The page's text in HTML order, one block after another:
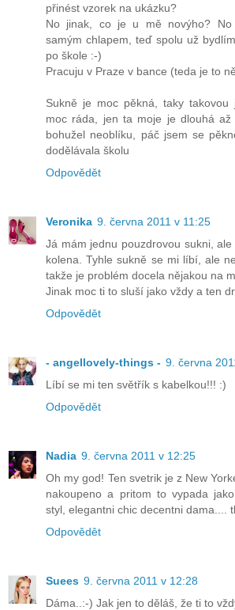
přinést vzorek na ukázku?
No jinak, co je u mě novýho?
samým chlapem, teď spolu už
po škole :-)
Pracuju v Praze v bance (teda je to
Sukně je moc pěkná, taky
moc ráda, jen ta moje je dlouhá
bohužel neoblíku, páč jsem se
dodělávala školu
Odpovědět
Veronika 9. června 2011 v 11:25
Já mám jednu pouzdrovou sukni,
kolena. Tyhle sukně se mi líbí, ale
takže je problém docela nějakou na
Jinak moc ti to sluší jako vždy a ten
Odpovědět
- angellovely-things - 9. června
Líbí se mi ten světřík s kabelkou!!! :)
Odpovědět
Nadia 9. června 2011 v 12:25
Oh my god! Ten svetrik je z New
nakoupeno a pritom to vypada
styl, elegantni chic decentni dama....
Odpovědět
Suees 9. června 2011 v 12:28
Dáma..:-) Jak jen to děláš, že ti to